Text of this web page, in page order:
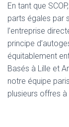
En tant que
parts égales par
l’entreprise
principe
équitablement
Basés à Lille et
notre équipe
plusieurs offres